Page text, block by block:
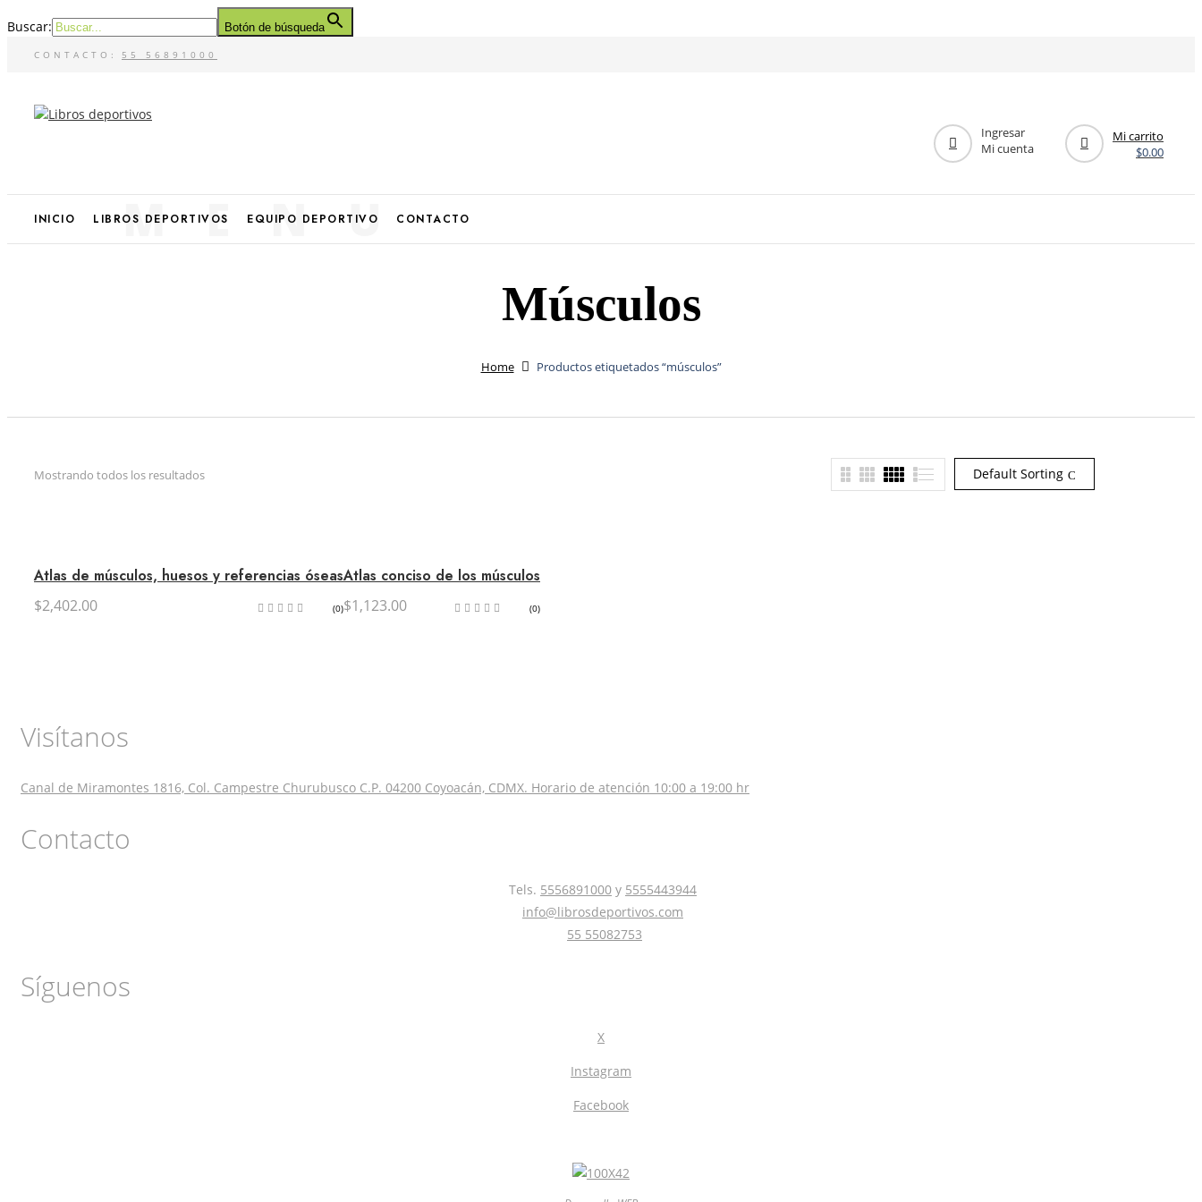
Buscar: Botón de búsqueda
CONTACTO: 55 56891000
Ingresar
Mi cuenta
Mi carrito
$0.00
INICIO LIBROS DEPORTIVOS EQUIPO DEPORTIVO CONTACTO
MENU
Músculos
Home Productos etiquetados “músculos”
Default Sorting
Mostrando todos los resultados
Atlas de músculos, huesos y referencias óseas
$2,402.00 (0)
Atlas conciso de los músculos
$1,123.00 (0)
Visítanos
Canal de Miramontes 1816, Col. Campestre Churubusco C.P. 04200 Coyoacán, CDMX. Horario de atención 10:00 a 19:00 hr
Contacto
Tels. 5556891000 y 5555443944
info@librosdeportivos.com
55 55082753
Síguenos
X
Instagram
Facebook